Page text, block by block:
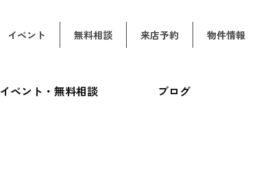
イベント 無料相談 来店予約 物件情報
イベント・無料相談 ブログ